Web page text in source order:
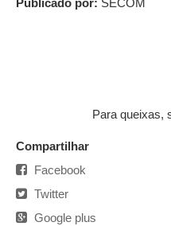
Publicado por: SECOM
Para queixas,
Compartilhar
Facebook
Twitter
Google plus